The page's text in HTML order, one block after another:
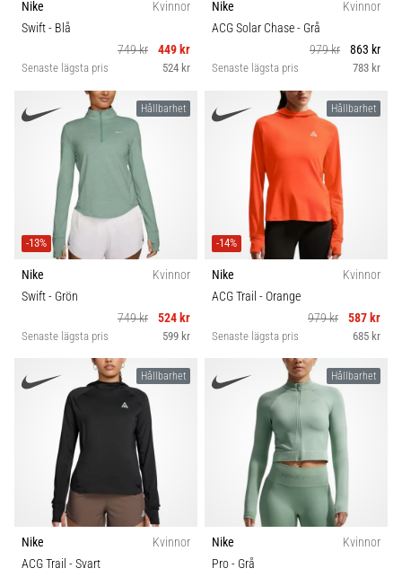
Nike
Kvinnor
Swift- Blå
749 kr
449 kr
Senaste lägsta pris 524 kr
Nike
Kvinnor
ACG Solar Chase- Grå
979 kr
863 kr
Senaste lägsta pris 783 kr
Hållbarhet
-13%
Nike
Kvinnor
Swift- Grön
749 kr
524 kr
Senaste lägsta pris 599 kr
Hållbarhet
-14%
Nike
Kvinnor
ACG Trail - Orange
979 kr
587 kr
Senaste lägsta pris 685 kr
Hållbarhet
Nike
Kvinnor
ACG Trail - Svart
Hållbarhet
Nike
Kvinnor
Pro- Grå